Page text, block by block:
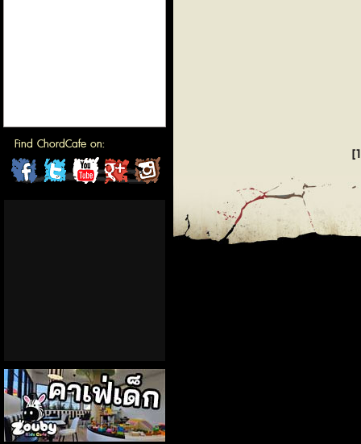
Find ChordCafe on:
ChordCafeChordCafeChordCafeChordCafe